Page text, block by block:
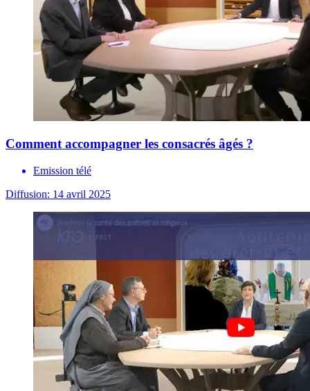
Comment accompagner les consacrés âgés ?
Emission télé
Diffusion: 14 avril 2025